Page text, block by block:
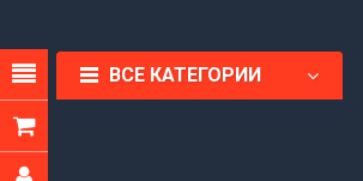
ВСЕ КАТЕГОРИИ